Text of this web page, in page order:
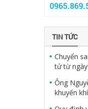
TIN TỨC
Một số
Chuyển
tử từ ngày
Ông
khuyến
dụng hóa
Quy định
đơn điện